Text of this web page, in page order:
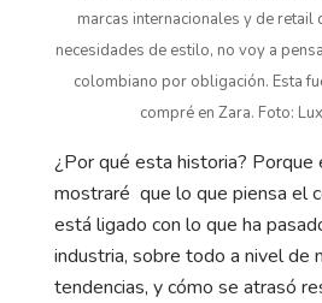
marcas internacionales y de retail
necesidades de estilo, no voy a
colombiano por obligación. Esta
compré en Zara. Foto:
¿Por qué esta historia?
mostraré que lo que piensa el
está ligado con lo que ha
industria, sobre todo a nivel de
tendencias, y cómo se atrasó